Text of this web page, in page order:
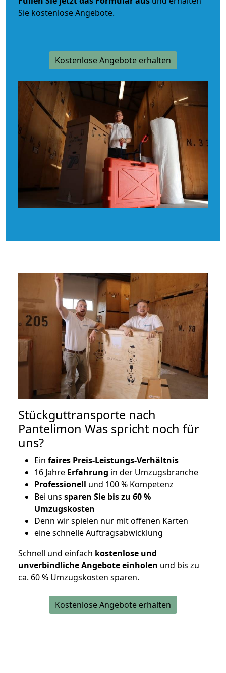
Sie kostenlose Angebote.
Kostenlose Angebote erhalten
Stückguttransporte nach
Pantelimon Was spricht noch für
uns?
Ein faires Preis-Leistungs-Verhältnis
16 Jahre Erfahrung in der Umzugsbranche
Professionell und 100 % Kompetenz
Bei uns sparen Sie bis zu 60 %
Umzugskosten
Denn wir spielen nur mit offenen Karten
eine schnelle Auftragsabwicklung
Schnell und einfach kostenlose und
unverbindliche Angebote einholen und bis zu
ca. 60 % Umzugskosten sparen.
Kostenlose Angebote erhalten